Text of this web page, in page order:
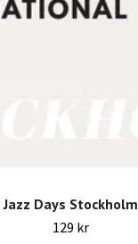
Jazz Days Stockholm
129 kr